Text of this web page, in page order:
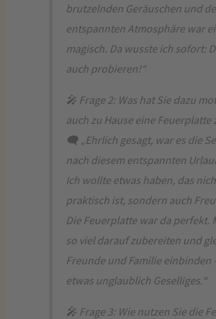
brutzelnden Geräuschen und
entspannten Atmosphäre war
magisch. Da wusste ich sofort:
auch probieren!“
🎤 Frage 2: Was hat Sie dazu
auch zu Hause eine Feuerplatte
🗨️ „Ehrlich gesagt, war es die
nach diesem entspannten
Ich wollte etwas haben, das
praktisch ist, sondern auch
Die Feuerplatte war da perfekt.
so viel darauf zubereiten und
Freunde und Familie einbinden
etwas unglaublich Geselliges.“
🎤 Frage 3: Wie nutzen Sie die